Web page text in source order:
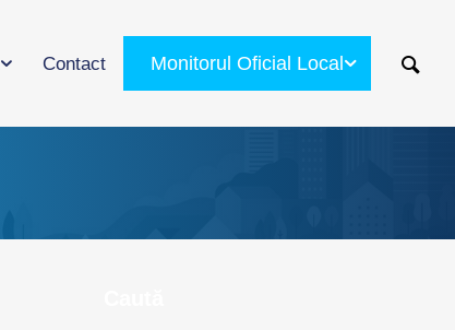
Contact Monitorul Oficial Local